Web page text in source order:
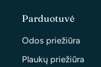
Parduotuvė
Odos priežiūra
Plaukų priežiūra